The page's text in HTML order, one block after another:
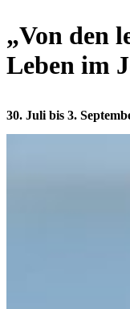
„Von den
Leben im
30. Juli bis 3.